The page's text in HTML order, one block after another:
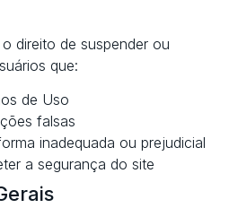
direito de suspender ou
que:
de Uso
falsas
inadequada ou prejudicial
a segurança do site